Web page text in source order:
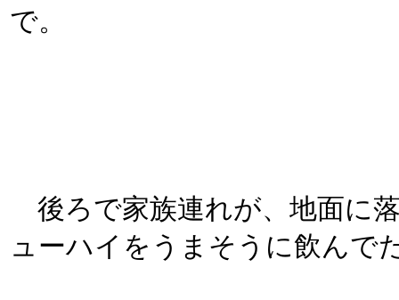
で。
後ろで家族連れが、地面に
ューハイをうまそうに飲んで